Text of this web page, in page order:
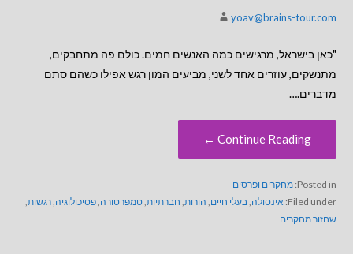
yoav@brains-tour.com
"כאן בישראל, מרגישים כמה האנשים חמים. כולם פה מתחבקים,
מתנשקים, עוזרים אחד לשני, מביעים המון רגש אפילו כשהם סתם
מדברים.…
Continue Reading ←
Posted in: מחקרים ופרסים
Filed under: אינסולה,בעלי חיים, הורות, חברתיות,טמפרטורה,פסיכולוגיה,רגשות,
שחזור מחקרים